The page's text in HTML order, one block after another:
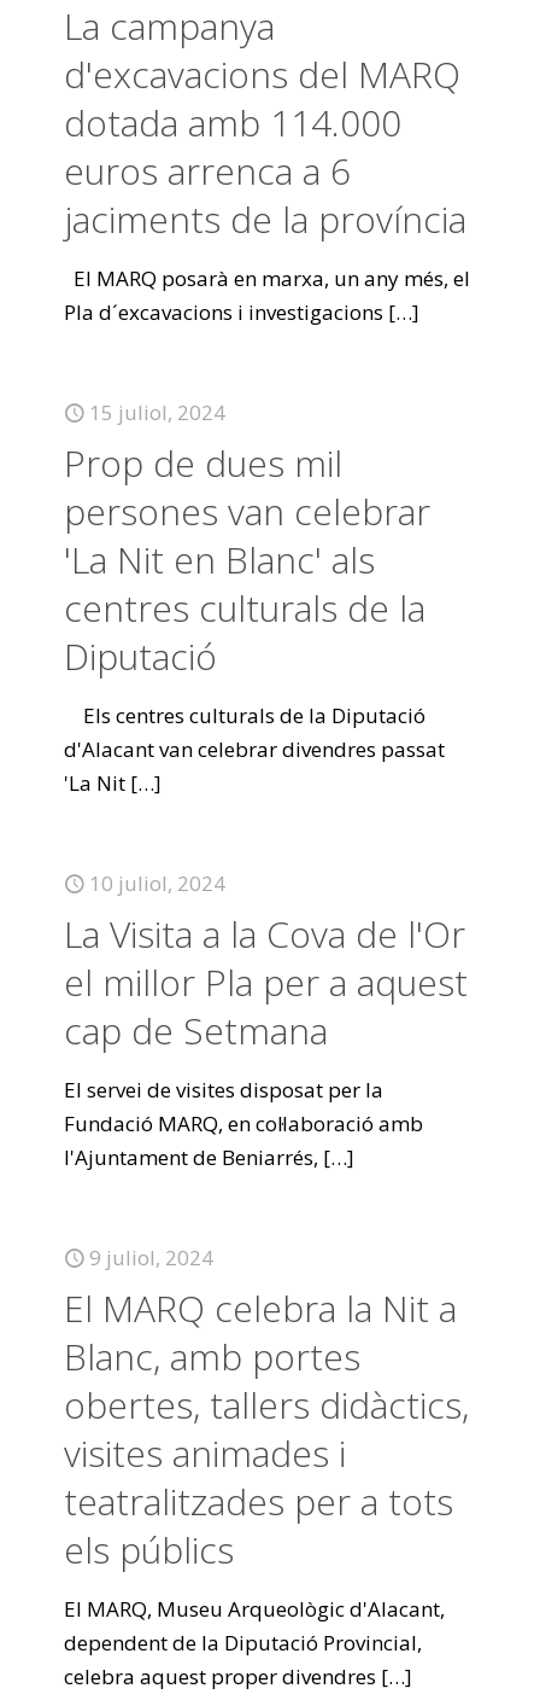
La campanya
d'excavacions del MARQ
dotada amb 114.000
euros arrenca a 6
jaciments de la província
El MARQ posarà en marxa, un any més, el
Pla d´excavacions i investigacions […]
15 juliol, 2024
Prop de dues mil
persones van celebrar
'La Nit en Blanc' als
centres culturals de la
Diputació
Els centres culturals de la Diputació
d'Alacant van celebrar divendres passat
'La Nit […]
10 juliol, 2024
La Visita a la Cova de l'Or
el millor Pla per a aquest
cap de Setmana
El servei de visites disposat per la
Fundació MARQ, en col·laboració amb
l'Ajuntament de Beniarrés, […]
9 juliol, 2024
El MARQ celebra la Nit a
Blanc, amb portes
obertes, tallers didàctics,
visites animades i
teatralitzades per a tots
els públics
El MARQ, Museu Arqueològic d'Alacant,
dependent de la Diputació Provincial,
celebra aquest proper divendres […]